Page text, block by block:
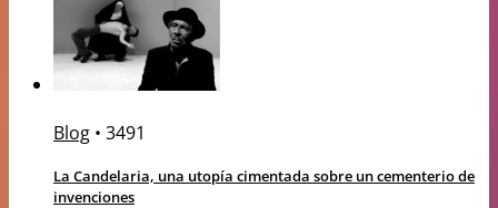
Blog • 3491
La Candelaria, una utopía cimentada sobre un cementerio de
invenciones